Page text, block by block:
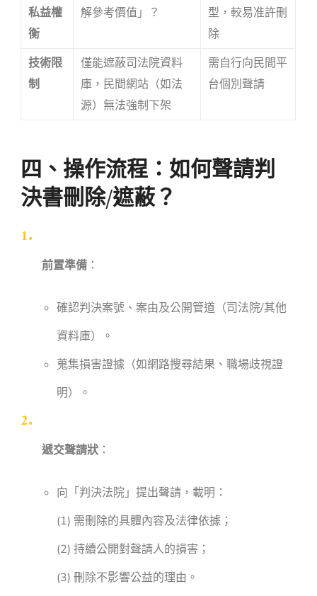
私益權
衡
解參考價值」？
型，較易准許刪
除
技術限
制
僅能遮蔽司法院資料
庫，民間網站（如法
源）無法強制下架
需自行向民間平
台個別聲請
四、操作流程：如何聲請判
決書刪除/遮蔽？
前置準備 ：
確認判決案號、案由及公開管道（司法院/其他
資料庫）。
蒐集損害證據（如網路搜尋結果、職場歧視證
明）。
遞交聲請狀 ：
向「判決法院」提出聲請，載明：
(1) 需刪除的具體內容及法律依據；
(2) 持續公開對聲請人的損害；
(3) 刪除不影響公益的理由。